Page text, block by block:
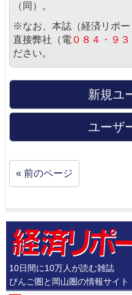
（同）。
※なお、本誌（経済リポー
直接弊社（電 ０８４・９
ださい。
新規ユ
ユーザ
« 前のページ
10日間に10万人が読む雑誌
びんご圏と岡山圏の情報サイト